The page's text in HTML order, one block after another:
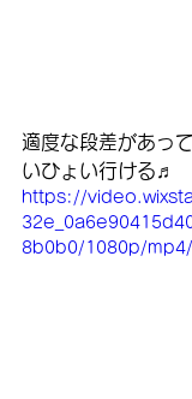
適度な段差があっ
いひょい行ける♬
https://
8b0b0/1080p/